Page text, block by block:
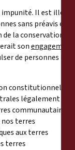
Il est illégal
sans préavis et
la conservation».
sonengagement
de personnes lors
constitutionnelle
légalement
communautaires.
nos terres
aux terres
terres